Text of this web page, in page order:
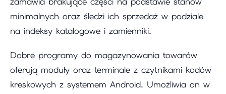
minimalnych oraz śledzi ich sprzedaż w podziale
na indeksy katalogowe i zamienniki.
Dobre programy do magazynowania towarów
oferują moduły oraz terminale z czytnikami kodów
kreskowych z systemem Android. Umożliwia on w